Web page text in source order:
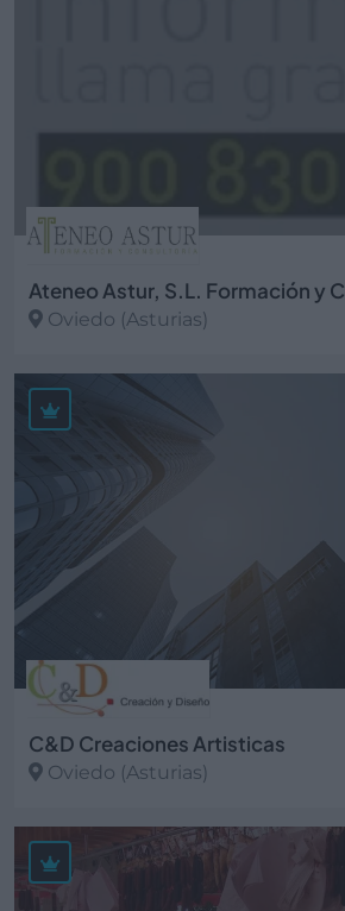
Ateneo Astur, S.L. Formación y
Oviedo (Asturias)
Ver más
C&D Creaciones Artisticas
Oviedo (Asturias)
Ver más